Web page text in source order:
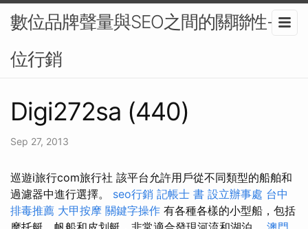
數位品牌聲量與SEO之間的關聯性-數
位行銷
Digi272sa (440)
Sep 27, 2013
巡遊i旅行com旅行社 該平台允許用戶從不同類型的船舶和
過濾器中進行選擇。 seo行銷 記帳士 書 設立辦事處 台中
排毒推薦 大甲按摩 關鍵字操作 有各種各樣的小型船，包括